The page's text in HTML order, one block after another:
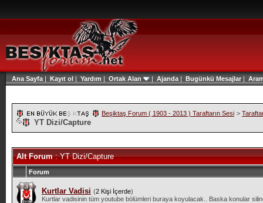
Ana Sayfa | Kayıt ol | Yardım | Ortak Alan | Ajanda | Bugünkü Mesajlar|
Beşiktaş Forum ( 1903 - 2013 ) Taraftarın Sesi >
YT Dizi/Capture
Alt Forum: YT Dizi/Capture
Forum
Kurtlar Vadisi (2 Kişi İçerde)
Kurtlar vadisinin tüm youtube bölümleri buraya koyulacak.. Baska konular